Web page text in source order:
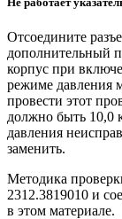
Отсоедините
дополнительный
корпус при
режиме давления
провести этот
должно быть 10,0
давления
заменить.
Методика
2312.3819010 и
в этом материале.